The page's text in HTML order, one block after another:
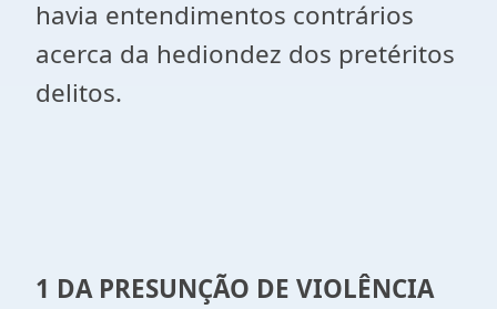
havia entendimentos contrários
acerca da hediondez dos pretéritos
delitos.
1 DA PRESUNÇÃO DE VIOLÊNCIA